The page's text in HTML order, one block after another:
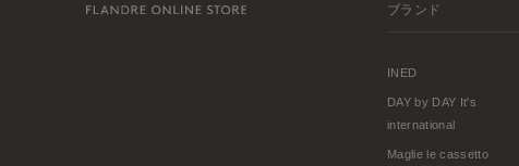
ブランド
INED
DAY by DAY It's
international
Maglie le cassetto